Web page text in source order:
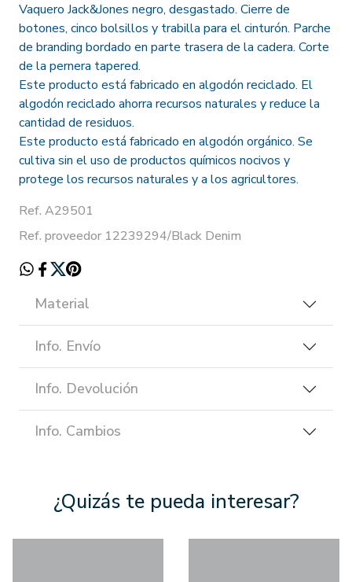
Vaquero Jack&Jones negro, desgastado. Cierre de
botones, cinco bolsillos y trabilla para el cinturón. Parche
de branding bordado en parte trasera de la cadera. Corte
de la pernera tapered.
Este producto está fabricado en algodón reciclado. El
algodón reciclado ahorra recursos naturales y reduce la
cantidad de residuos.
Este producto está fabricado en algodón orgánico. Se
cultiva sin el uso de productos químicos nocivos y
protege los recursos naturales y a los agricultores.
Ref. A29501
Ref. proveedor 12239294/Black Denim
Material
Info. Envío
Info. Devolución
Info. Cambios
¿Quizás te pueda interesar?